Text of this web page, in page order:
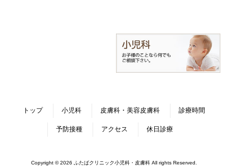
トップ 小児科 皮膚科・美容皮膚科 診療時間
予防接種 アクセス 休日診療
Copyright © 2026 ふたばクリニック小児科・皮膚科 All rights Reserved.